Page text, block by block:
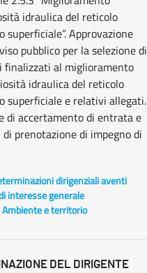
idraulica del reticolo
superficiale”. Approvazione
pubblico per la selezione di
al miglioramento
idraulica del reticolo
superficiale e relativi allegati.
di accertamento di entrata e
prenotazione di impegno di
dirigenziali aventi
interesse generale
Ambiente e territorio
DEL DIRIGENTE